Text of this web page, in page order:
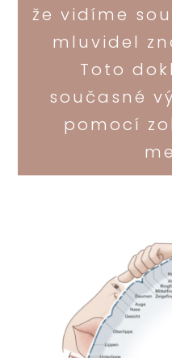
že vidíme
mluvidel
Toto
současné
pomocí